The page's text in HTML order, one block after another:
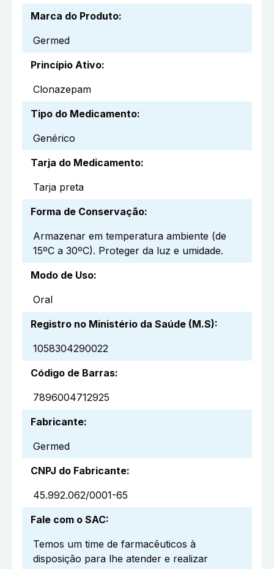
Marca do Produto:
Germed
Princípio Ativo:
Clonazepam
Tipo do Medicamento:
Genérico
Tarja do Medicamento:
Tarja preta
Forma de Conservação:
Armazenar em temperatura ambiente (de
15ºC a 30ºC). Proteger da luz e umidade.
Modo de Uso:
Oral
Registro no Ministério da Saúde (M.S):
1058304290022
Código de Barras:
7896004712925
Fabricante:
Germed
CNPJ do Fabricante:
45.992.062/0001-65
Fale com o SAC:
Temos um time de farmacêuticos à
disposição para lhe atender e realizar